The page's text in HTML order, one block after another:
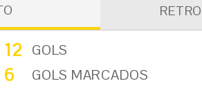
12 GOLS
6 GOLS MARCADOS